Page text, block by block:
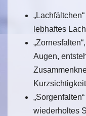
lebhaftes
Augen,
Kurzsichtigkeit
wiederholtes